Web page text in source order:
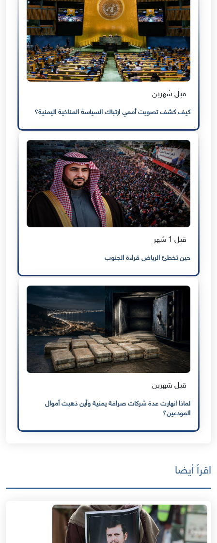
قبل شهرين
كيف كشف تصويت أممي ارتباك السياسة المناخية اليمنية؟
قبل 1 شهر
حين تخطئ الرياض قراءة الجنوب
قبل شهرين
لماذا انهارت عدة شركات صرافة يمنية وأين ذهبت أموال
المودعين؟
اقرأ أيضا